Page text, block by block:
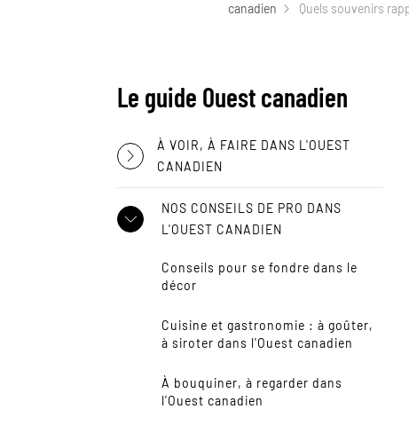
canadien
Quels souvenirs
Le guide Ouest canadien
À VOIR, À FAIRE DANS L'OUEST
CANADIEN
NOS CONSEILS DE PRO DANS
L'OUEST CANADIEN
Conseils pour se fondre dans le
décor
Cuisine et gastronomie : à goûter,
à siroter dans l'Ouest canadien
À bouquiner, à regarder dans
l'Ouest canadien